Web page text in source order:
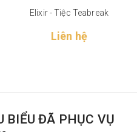
Elixir - Tiệc Teabreak
Liên hệ
BIỂU ĐÃ PHỤC VỤ